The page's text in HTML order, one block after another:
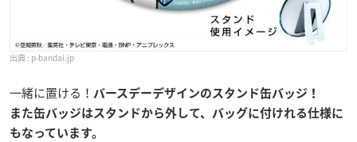
p-bandai.jp
一緒に置ける！ バースデーデザインのスタンド缶バッジ！
また缶バッジはスタンドから外して、バッグに付けれる仕様に
もなっています。